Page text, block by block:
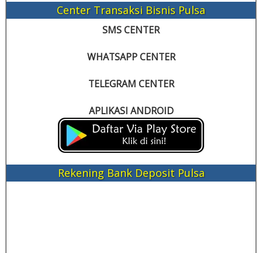
Center Transaksi Bisnis Pulsa
SMS CENTER
WHATSAPP CENTER
TELEGRAM CENTER
APLIKASI ANDROID
Rekening Bank Deposit Pulsa